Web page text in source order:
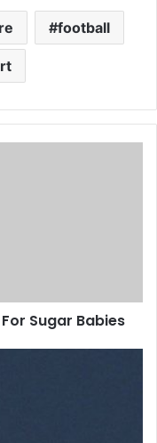
football
Sugar Babies